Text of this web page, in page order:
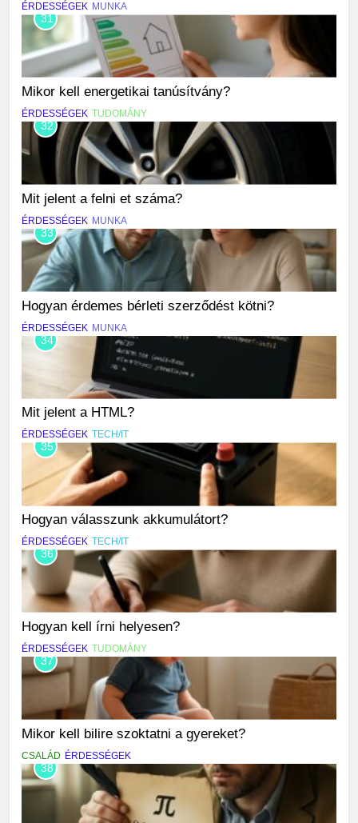
ÉRDESSÉGEK MUNKA
31
Mikor kell energetikai tanúsítvány?
ÉRDESSÉGEK TUDOMÁNY
32
Mit jelent a felni et száma?
ÉRDESSÉGEK MUNKA
33
Hogyan érdemes bérleti szerződést kötni?
ÉRDESSÉGEK MUNKA
34
Mit jelent a HTML?
ÉRDESSÉGEK TECH/IT
35
Hogyan válasszunk akkumulátort?
ÉRDESSÉGEK TECH/IT
36
Hogyan kell írni helyesen?
ÉRDESSÉGEK TUDOMÁNY
37
Mikor kell bilire szoktatni a gyereket?
CSALÁD ÉRDESSÉGEK
38